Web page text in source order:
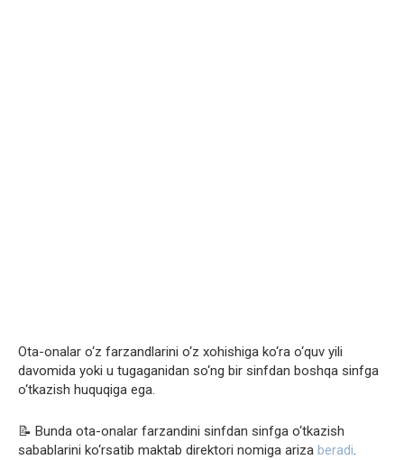
Ota-onalar o‘z farzandlarini o‘z xohishiga ko‘ra o‘quv yili
davomida yoki u tugaganidan so‘ng bir sinfdan boshqa sinfga
o‘tkazish huquqiga ega.
📝 Bunda ota-onalar farzandini sinfdan sinfga o‘tkazish
sabablarini ko‘rsatib maktab direktori nomiga ariza beradi.